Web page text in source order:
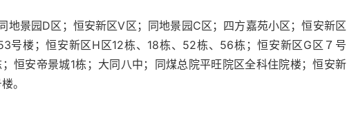
地景园D区；恒安新区V区；同地景园C区；四方嘉苑小区；恒安新区
号楼；恒安新区H区12栋、18栋、52栋、56栋；恒安新区G区７号
恒安帝景城1栋；大同八中；同煤总院平旺院区全科住院楼；恒安新
。